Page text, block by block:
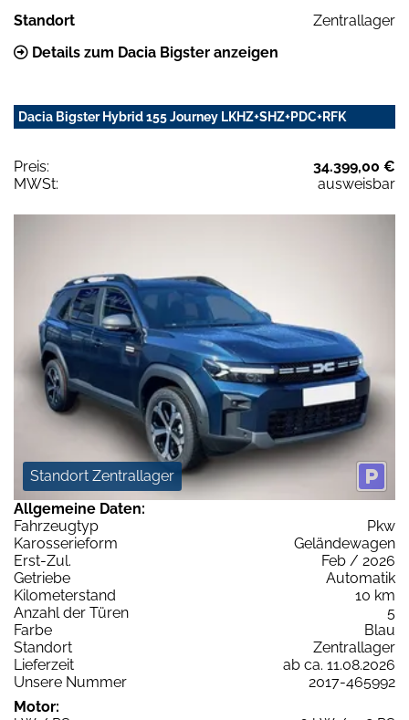
Standort
Zentrallager
Details zum Dacia Bigster anzeigen
Dacia Bigster Hybrid 155 Journey LKHZ+SHZ+PDC+RFK
Preis:
34.399,00 €
MWSt:
ausweisbar
Standort Zentrallager
Allgemeine Daten:
Fahrzeugtyp
Pkw
Karosserieform
Geländewagen
Erst-Zul.
Feb / 2026
Getriebe
Automatik
Kilometerstand
10 km
Anzahl der Türen
5
Farbe
Blau
Standort
Zentrallager
Lieferzeit
ab ca. 11.08.2026
Unsere Nummer
2017-465992
Motor: